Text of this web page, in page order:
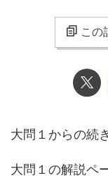
この
大問１からの続
大問１の解説ペ